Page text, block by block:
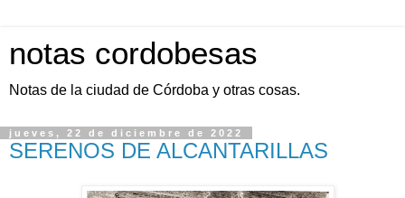
notas cordobesas
Notas de la ciudad de Córdoba y otras cosas.
jueves, 22 de diciembre de 2022
SERENOS DE ALCANTARILLAS